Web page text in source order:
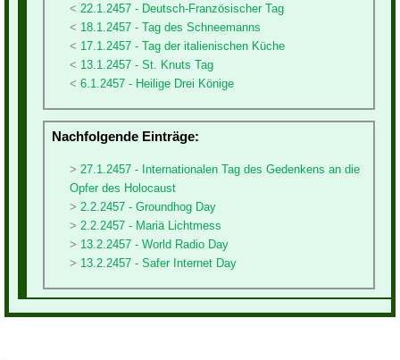
22.1.2457 - Deutsch-Französischer Tag
18.1.2457 - Tag des Schneemanns
17.1.2457 - Tag der italienischen Küche
13.1.2457 - St. Knuts Tag
6.1.2457 - Heilige Drei Könige
Nachfolgende Einträge:
27.1.2457 - Internationalen Tag des Gedenkens an die
Opfer des Holocaust
2.2.2457 - Groundhog Day
2.2.2457 - Mariä Lichtmess
13.2.2457 - World Radio Day
13.2.2457 - Safer Internet Day